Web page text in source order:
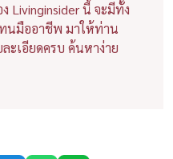
Livinginsider นี้ จะมีทั้ง
ทนมืออาชีพ มาให้ท่าน
ะเอียดครบ ค้นหาง่าย